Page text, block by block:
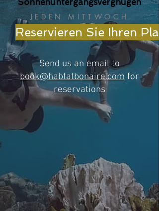
Sonnenuntergangsvergnügen
JEDEN MITTWOCH
Reservieren Sie Ihren
Send us an email to
book@habtatbonaire.com for
reservations